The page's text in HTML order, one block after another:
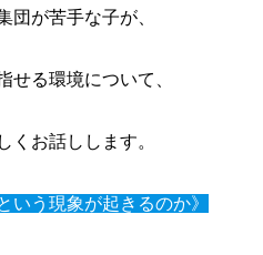
団が苦手な子が、
せる環境について、
くお話しします。
いう現象が起きるのか》